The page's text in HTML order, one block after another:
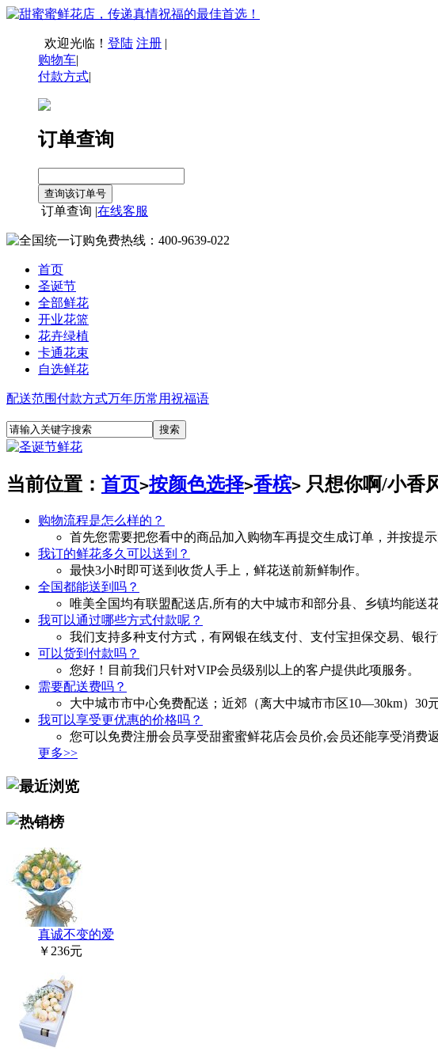
欢迎光临！ 登陆 注册 |
购物车|
付款方式|
订单查询
订单查询 |在线客服
首页
圣诞节
全部鲜花
开业花篮
花卉绿植
卡通花束
自选鲜花
配送范围付款方式万年历常用祝福语
当前位置： 首页>按颜色选择>香槟> 只想你啊/小香
购物流程是怎么样的？
首先您需要把您看中的商品加入购物车再提交生成订单，并按提
我订的鲜花多久可以送到？
最快3小时即可送到收货人手上，鲜花送前新鲜制作。
全国都能送到吗？
唯美全国均有联盟配送店,所有的大中城市和部分县、乡镇均能送
我可以通过哪些方式付款呢？
我们支持多种支付方式，有网银在线支付、支付宝担保交易、银
可以货到付款吗？
您好！目前我们只针对VIP会员级别以上的客户提供此项服务。
需要配送费吗？
大中城市市中心免费配送；近郊（离大中城市市区10—30km）30
我可以享受更优惠的价格吗？
您可以免费注册会员享受甜蜜蜜鲜花店会员价,会员还能享受消费
更多>>
真诚不变的爱
￥236元